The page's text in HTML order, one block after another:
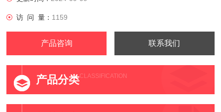
访 问 量： 1159
产品咨询 联系我们
产品分类CLASSIFICATION